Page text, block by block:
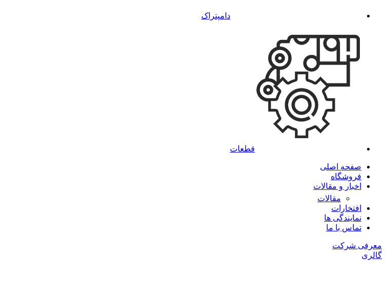
دامپتراک
قطعات
صفحه اصلی
فروشگاه
اخبار و مقالات
مقالات
افتخارات
نمایندگی ها
تماس با ما
معرفی شرکت
گالری